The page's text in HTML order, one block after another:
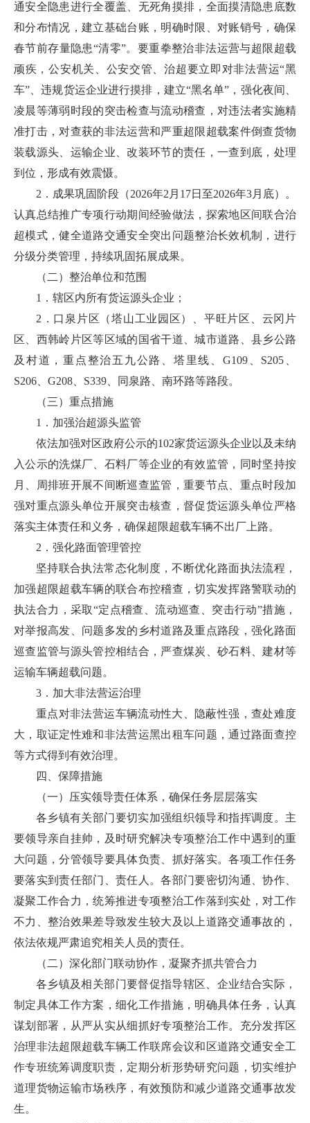
通安全隐患进行全覆盖、无死角摸排，全面摸清隐患底数
和分布情况，建立基础台账，明确时限、对账销号，确保
春节前存量隐患“清零”。要重拳整治非法运营与超限超载
顽疾，公安机关、公安交管、治超要立即对非法营运“黑
车”、违规货运企业进行摸排，建立“黑名单”，强化夜间、
凌晨等薄弱时段的突击检查与流动稽查，对违法者实施精
准打击，对查获的非法运营和严重超限超载案件倒查货物
装载源头、运输企业、改装环节的责任，一查到底，处理
到位，形成有效震慑。
2．成果巩固阶段（2026年2月17日至2026年3月底）。
认真总结推广专项行动期间经验做法，探索地区间联合治
超模式，健全道路交通安全突出问题整治长效机制，进行
分级分类管理，持续巩固拓展成果。
（二）整治单位和范围
1．辖区内所有货运源头企业；
2．口泉片区（塔山工业园区）、平旺片区、云冈片
区、西韩岭片区等区域的国省干道、城市道路、县乡公路
及村道，重点整治五九公路、塔里线、G109、S205、
S206、G208、S339、同泉路、南环路等路段。
（三）重点措施
1．加强治超源头监管
依法加强对区政府公示的102家货运源头企业以及未纳
入公示的洗煤厂、石料厂等企业的有效监管，同时坚持按
月、周排班开展不间断巡查监管，重要节点、重点时段加
强对重点源头单位开展突击核查，督促货运源头单位严格
落实主体责任和义务，确保超限超载车辆不出厂上路。
2．强化路面管理管控
坚持联合执法常态化制度，不断优化路面执法流程，
加强超限超载车辆的联合布控稽查，切实发挥路警联动的
执法合力，采取“定点稽查、流动巡查、突击行动”措施，
对举报高发、问题多发的乡村道路及重点路段，强化路面
巡查监管与源头管控相结合，严查煤炭、砂石料、建材等
运输车辆超载问题。
3．加大非法营运治理
重点对非法营运车辆流动性大、隐蔽性强，查处难度
大，取证定性难和非法营运黑出租车问题，通过路面查控
等方式得到有效治理。
四、保障措施
（一）压实领导责任体系，确保任务层层落实
各乡镇有关部门要切实加强组织领导和指挥调度。主
要领导亲自挂帅，及时研究解决专项整治工作中遇到的重
大问题，分管领导要具体负责、抓好落实。各项工作任务
要落实到责任部门、责任人。各部门要密切沟通、协作、
凝聚工作合力，统筹推进专项整治工作落到实处，对工作
不力、整治效果差导致发生较大及以上道路交通事故的，
依法依规严肃追究相关人员的责任。
（二）深化部门联动协作，凝聚齐抓共管合力
各乡镇及相关部门要督促指导辖区、企业结合实际，
制定具体工作方案，细化工作措施，明确具体任务，认真
谋划部署，从严从实从细抓好专项整治工作。充分发挥区
治理非法超限超载车辆工作联席会议和区道路交通安全工
作专班统筹调度职责，定期分析形势研究问题，切实维护
道理货物运输市场秩序，有效预防和减少道路交通事故发
生。